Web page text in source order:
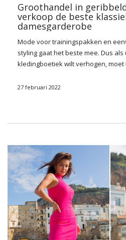
Groothandel in
verkoop de beste
damesgarderobe
Mode voor trainingspakken en
styling gaat het beste mee. Dus
kledingboetiek wilt verhogen, moet
eraan herinneren hoe belangrijk ze
figuur, dus benadrukken ze het
beste kwaliteiten uit. Bovendien
omstandigheid en geven ze
met specifieke additieven. Bekijk
modieuze geribbelde jurken die
Overklokt
voor strepen
27 februari 2022